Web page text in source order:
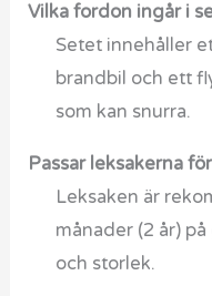
Vilka fordon ingår i
Setet innehåller
brandbil och ett
som kan snurra.
Passar leksakerna
Leksaken är
månader (2 år)
och storlek.